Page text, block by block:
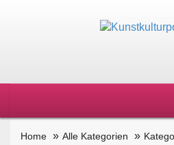
Home Alle Kategorien